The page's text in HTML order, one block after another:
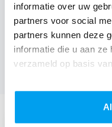
informatie over uw
partners voor social
partners kunnen deze
informatie die u aan
verzameld op basis
Daarom kun je bij ons
jouw feest. Ook kun
offerte aanvragen.
omgeving, en check
Stuur een email: